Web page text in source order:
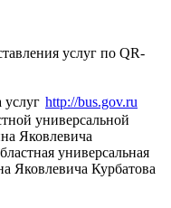
услуг по QR-
http://bus.gov.ru
универсальной
Яковлевича
универсальная
Яковлевича Курбатова